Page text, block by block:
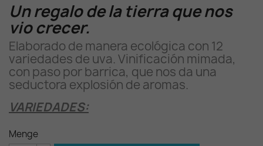
Un regalo de la tierra que nos
vio crecer.
Elaborado de manera ecológica con 12
variedades de uva. Vinificación mimada,
con paso por barrica, que nos da una
seductora explosión de aromas.
VARIEDADES:
Menge